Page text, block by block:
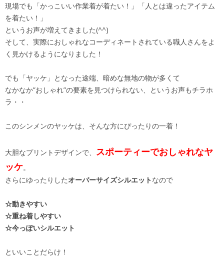
現場でも「かっこいい作業着が着たい！」「人とは違ったアイテム
を着たい！」
というお声が増えてきました(^^)
そして、実際におしゃれなコーディネートされている職人さんをよ
く見かけるようになりました！
でも「ヤッケ」となった途端、暗めな無地の物が多くて
なかなか”おしゃれ”の要素を見つけられない、というお声もチラホ
ラ・・
このシンメンのヤッケは、そんな方にぴったりの一着！
大胆なプリントデザインで、
スポーティーでおしゃれなヤ
ッケ。
さらにゆったりしたオーバーサイズシルエット なので
☆動きやすい
☆重ね着しやすい
☆今っぽいシルエット
といいことだらけ！